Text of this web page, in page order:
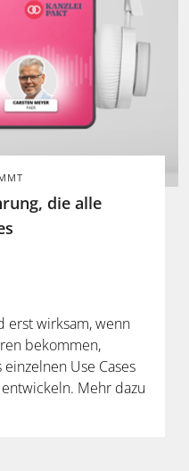
die alle
erst wirksam, wenn
bekommen,
Use Cases
Mehr dazu